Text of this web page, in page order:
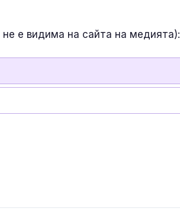
не е видима на сайта на медията):